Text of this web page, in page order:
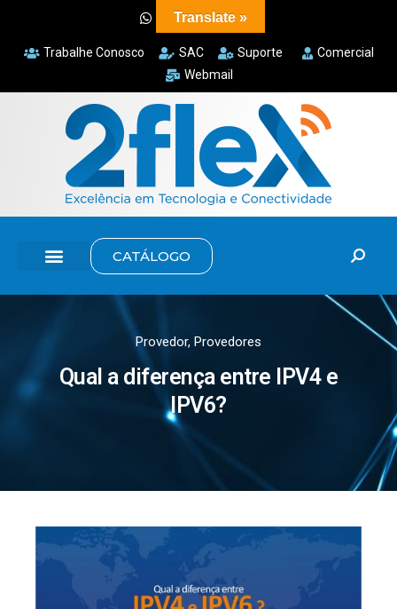
Trabalhe Conosco SAC Suporte
Comercial
Webmail
CATÁLOGO
Provedor, Provedores
Qual a diferença entre IPV4 e
IPV6?
Translate »